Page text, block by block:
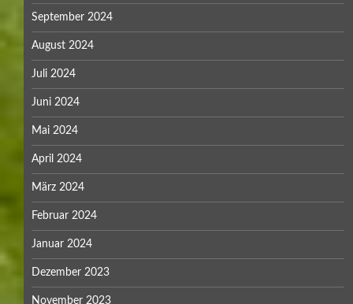
September 2024
August 2024
Juli 2024
Juni 2024
Mai 2024
April 2024
März 2024
Februar 2024
Januar 2024
Dezember 2023
November 2023